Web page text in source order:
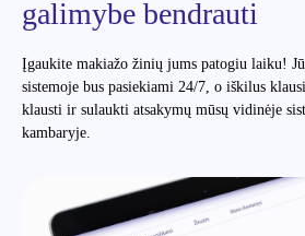
galimybe bendrauti
Įgaukite makiažo žinių jums patogiu laiku!
sistemoje bus pasiekiami 24/7, o iškilus
klausti ir sulaukti atsakymų mūsų vidinėje
kambaryje.